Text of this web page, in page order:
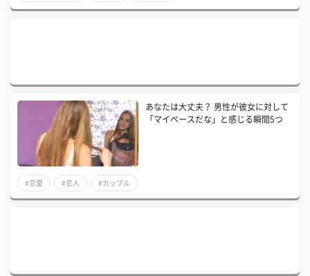
あなたは大丈夫？ 男性が彼女に対して
「マイペースだな」と感じる瞬間5つ
#恋愛 #恋人 #カップル